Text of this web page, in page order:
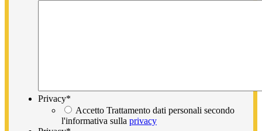
Privacy*
Accetto Trattamento dati personali secondo
l'informativa sulla privacy